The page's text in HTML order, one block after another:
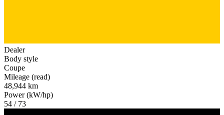
Dealer
Body style
Coupe
Mileage (read)
48,944 km
Power (kW/hp)
54 / 73